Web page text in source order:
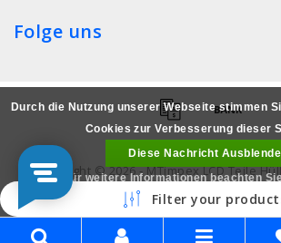
Folge uns
Copyright © 2026 - MTimpex LCD Teile
Smartphone - All rights
Filter your
Durch die Nutzung unserer Webseite stimmen
Cookies zur Verbesserung dieser
Diese Nachricht
Für weitere Informationen beachten
Datenschutzerklärung. »